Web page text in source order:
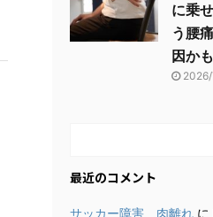
に乗
う腰
因か
最近のコメント
サッカー障害 肉離れ に